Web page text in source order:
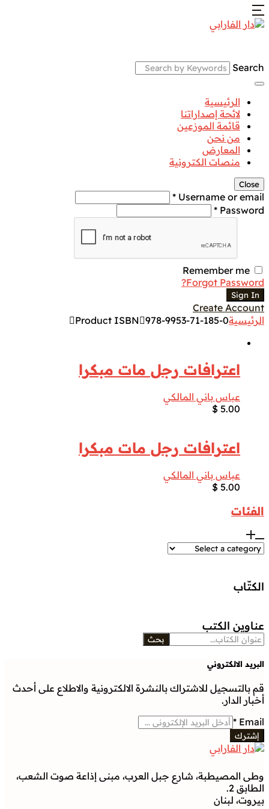
Search
الرئيسية
لائحة إصداراتنا
قائمة الموزعين
من نحن
المعارض
منصات الكترونية
Close
Username or email *
Password *
Remember me
Forgot Password?
Sign In
Create Account
الرئيسية
Product ISBN 978-9953-71-185-0
اعترافات رجل مات مبكرا
عباس باني المالكي
$ 5.00
اعترافات رجل مات مبكرا
عباس باني المالكي
$ 5.00
الفئات
الكتّاب
عناوين الكتب
بحث
البريد الالكتروني
قم بالتسجيل للاشتراك بالنشرة الالكترونية والاطلاع على أحدث
أخبار الدار.
Email
*
إشترك
وطى المصيطبة، شارع جبل العرب، مبنى إذاعة صوت الشعب،
الطابق 2.
بيروت، لبنان